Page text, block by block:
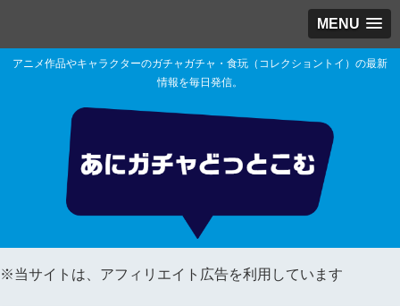
MENU
アニメ作品やキャラクターのガチャガチャ・食玩（コレクショントイ）の最新
情報を毎日発信。
※当サイトは、アフィリエイト広告を利用しています